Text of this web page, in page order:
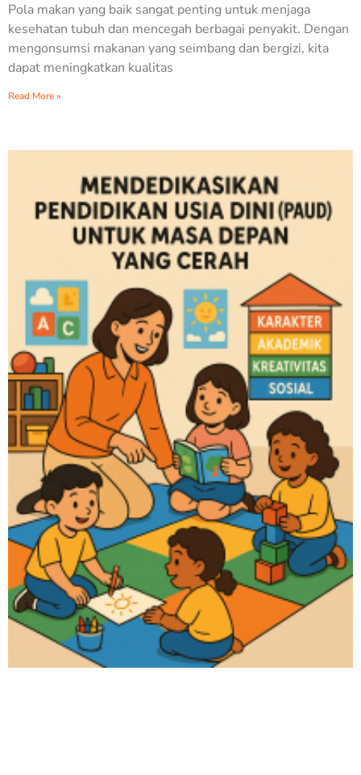
Pola makan yang baik sangat penting untuk menjaga
kesehatan tubuh dan mencegah berbagai penyakit. Dengan
mengonsumsi makanan yang seimbang dan bergizi, kita
dapat meningkatkan kualitas
Read More »